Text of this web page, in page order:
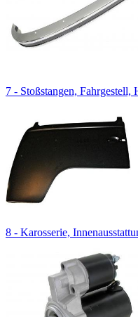
7 - Stoßstangen, Fahrgestell,
8 - Karosserie,